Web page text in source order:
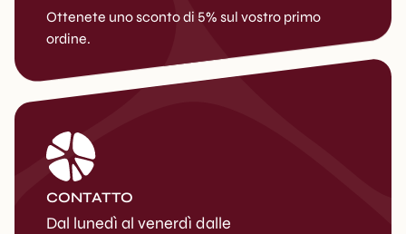
Ottenete uno sconto di 5% sul vostro primo
ordine.
CONTATTO
Dal lunedì al venerdì dalle